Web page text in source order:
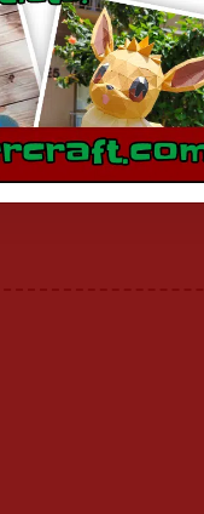
Sonic
mayo 7, 2014
En «Juegos»